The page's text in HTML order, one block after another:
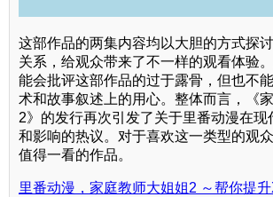
这部作品的两集内容均以大胆的方式探
关系，给观众带来了不一样的观看体验
能会批评这部作品的过于露骨，但也不
术和故事叙述上的用心。整体而言，《
2》的发行再次引发了关于里番动漫在现
和影响的热议。对于喜欢这一类型的观
值得一看的作品。
里番动漫，家庭教师大姐姐2 ～帮你提